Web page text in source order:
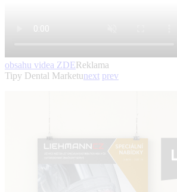
obsahu videa ZDE Reklama
Tipy Dental Marketunext prev